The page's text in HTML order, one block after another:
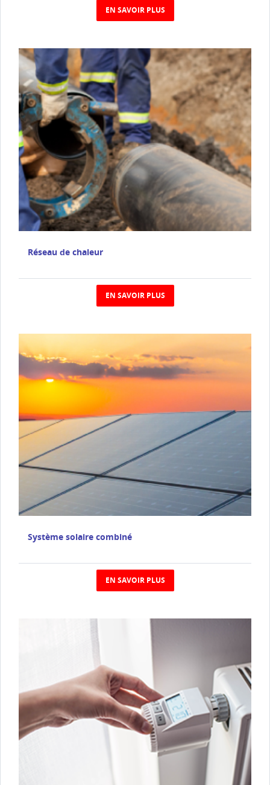
EN SAVOIR PLUS
Réseau de chaleur
EN SAVOIR PLUS
Système solaire combiné
EN SAVOIR PLUS